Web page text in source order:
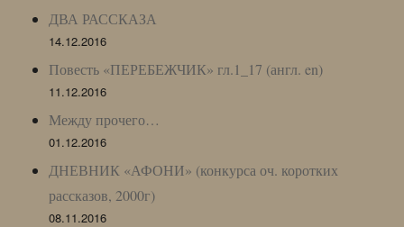
ДВА РАССКАЗА
14.12.2016
Повесть «ПЕРЕБЕЖЧИК» гл.1_17 (англ. en)
11.12.2016
Между прочего…
01.12.2016
ДНЕВНИК «АФОНИ» (конкурса оч. коротких
рассказов, 2000г)
08.11.2016